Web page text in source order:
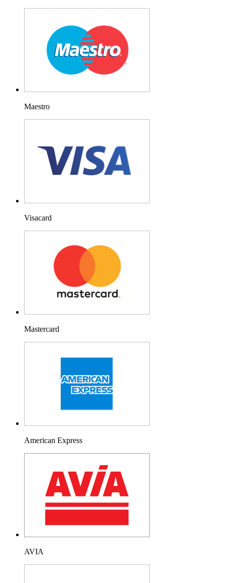
Maestro
Visacard
Mastercard
American Express
AVIA